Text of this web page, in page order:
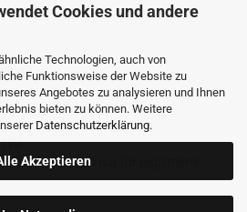
Cookies und andere
Technologien, auch von
Funktionsweise der Website zu
Angebotes zu analysieren und Ihnen
bieten zu können. Weitere
Datenschutzerklärung.
Akzeptieren
oder Telefon nur für registrierte